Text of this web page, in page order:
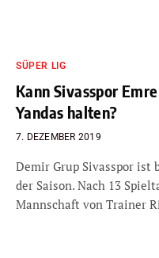
SÜPER LIG
Kann Sivasspor
Yandas halten?
7. DEZEMBER 2019
Demir Grup Sivasspor ist
der Saison. Nach 13
Mannschaft von Trainer